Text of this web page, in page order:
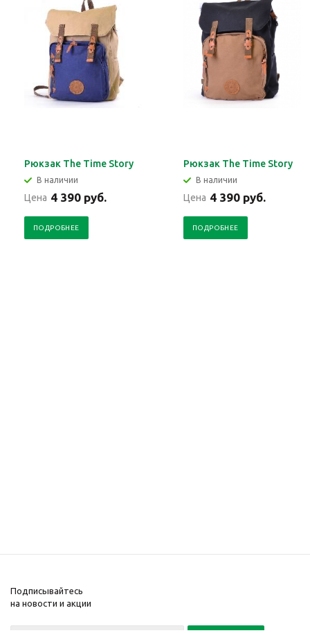
Рюкзак The Time Story
В наличии
Цена 4 390 руб.
ПОДРОБНЕЕ
Рюкзак The Time Story
В наличии
Цена 4 390 руб.
ПОДРОБНЕЕ
Подписывайтесь
на новости и акции